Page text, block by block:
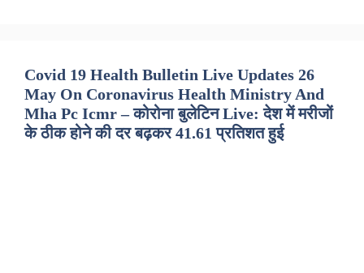
Covid 19 Health Bulletin Live Updates 26
May On Coronavirus Health Ministry And
Mha Pc Icmr – कोरोना बुलेटिन Live: देश में मरीजों
के ठीक होने की दर बढ़कर 41.61 प्रतिशत हुई